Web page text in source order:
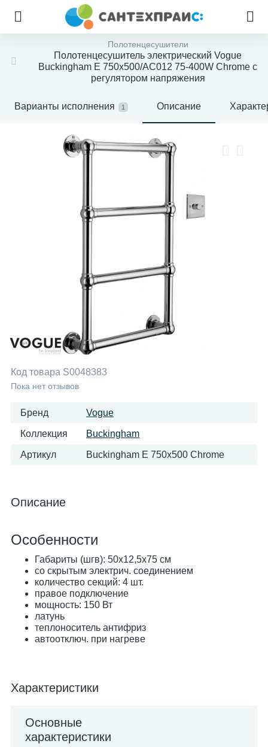
Полотенцесушители
Полотенцесушитель электрический Vogue
Buckingham E 750x500/AC012 75-400W Chrome с
регулятором напряжения
Варианты исполнения 1 Описание
Код товара S0048383
Пока нет отзывов
Бренд Vogue
Коллекция Buckingham
Артикул Buckingham E 750x500 Chrome
Описание
Особенности
Габариты (шгв): 50x12,5x75 см
со скрытым электрич. соединением
количество секций: 4 шт.
правое подключение
мощность: 150 Вт
латунь
теплоноситель антифриз
автоотключ. при нагреве
Характеристики
Основные
характеристики